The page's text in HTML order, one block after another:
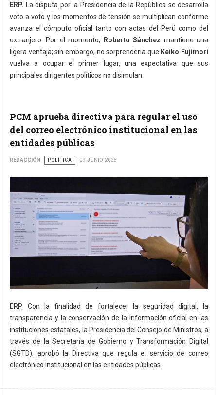
ERP. La disputa por la Presidencia de la República se desarrolla
voto a voto y los momentos de tensión se multiplican conforme
avanza el cómputo oficial tanto con actas del Perú como del
extranjero. Por el momento,
Roberto Sánchez mantiene una
ligera ventaja; sin embargo, no sorprendería que Keiko Fujimori
vuelva a ocupar el primer lugar, una expectativa que sus
principales dirigentes políticos no disimulan.
PCM aprueba directiva para regular el uso
del correo electrónico institucional en las
entidades públicas
REDACCIÓN POLÍTICA 09 JUNIO 2026
ERP. Con la finalidad de fortalecer la seguridad digital, la
transparencia y la conservación de la información oficial en las
instituciones estatales, la Presidencia del Consejo de Ministros, a
través de la Secretaría de Gobierno y Transformación Digital
(SGTD), aprobó la Directiva que regula el servicio de correo
electrónico institucional en las entidades públicas.